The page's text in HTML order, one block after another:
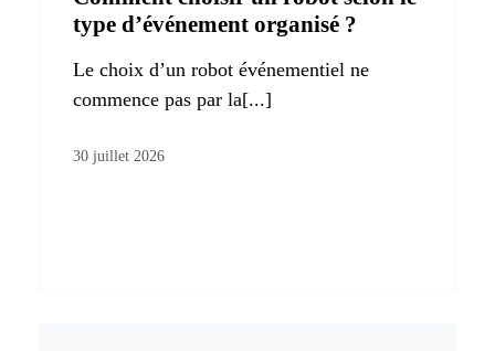
type d’événement organisé ?
Le choix d’un robot événementiel ne
commence pas par la[...]
30 juillet 2026